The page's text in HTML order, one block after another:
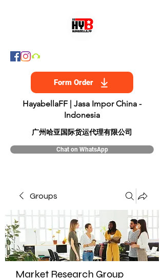
Form Order
HayabellaFF | Jasa Impor China -
Indonesia
​广州哈亚国际货运代理有限公司
Chat on WhatsApp
Groups
Market Research Group